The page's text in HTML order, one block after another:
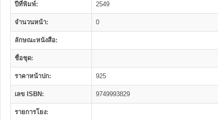
ปีที่พิมพ์: 2549
จำนวนหน้า: 0
ลักษณะหนังสือ:
ชื่อชุด:
ราคาหน้าปก: 925
เลข ISBN: 9749993829
รายการโยง: